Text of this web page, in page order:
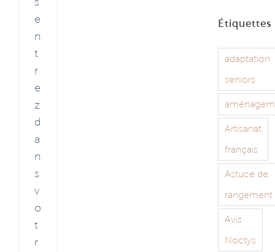
e
n
t
r
e
z
d
a
n
s
v
o
t
r
Étiquettes
adaptation
seniors
Artisanat
français
Astuce de
rangement
Avis
Noctys